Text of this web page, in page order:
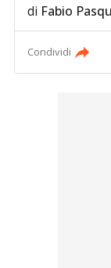
di Fabio
Condividi